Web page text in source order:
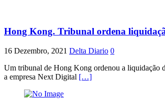
Hong Kong. Tribunal ordena
16 Dezembro, 2021 Delta Diario 0
Um tribunal de Hong Kong ordenou a liquidação
a empresa Next Digital […]